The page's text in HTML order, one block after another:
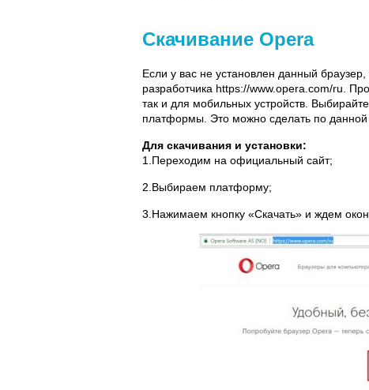
Скачивание Opera
Если у вас не установлен данный
разработчика https://www.opera.com/ru.
так и для мобильных устройств.
платформы. Это можно сделать по
Для скачивания и установки:
1.Переходим на официальный сайт;
2.Выбираем платформу;
3.Нажимаем кнопку «Скачать» и ждем